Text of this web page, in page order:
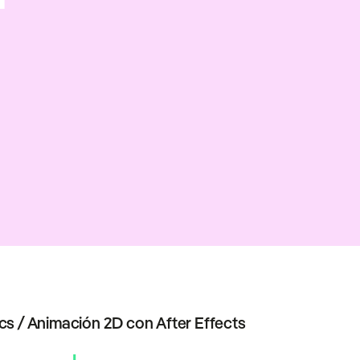
/ Animación 2D con After Effects